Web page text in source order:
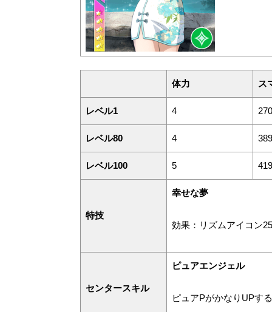
体力 ス
レベル1 4
レベル80 4
レベル100 5
特技
幸せな夢
効果：リズムアイコン
センタースキル
ピュアエンジェル
ピュアPがかなりUPする